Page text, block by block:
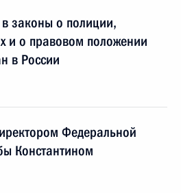
законы о полиции,
и о правовом положении
в России
Федеральной
Константином